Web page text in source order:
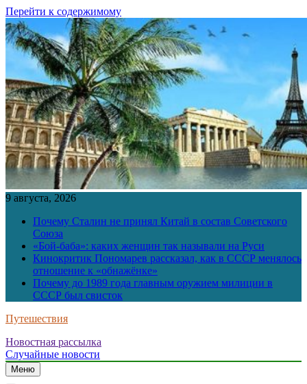
Перейти к содержимому
9 августа, 2026
Почему Сталин не принял Китай в состав Советского
Союза
«Бой-баба»: каких женщин так называли на Руси
Кинокритик Пономарев рассказал, как в СССР менялось
отношение к «обнажёнке»
Почему до 1989 года главным оружием милиции в
СССР был свисток
Путешествия
Новостная рассылка
Случайные новости
Меню